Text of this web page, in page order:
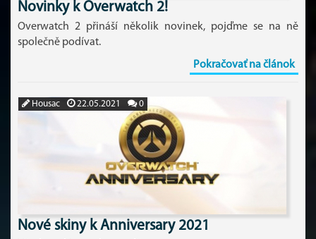
Novinky k Overwatch 2!
Overwatch 2 přináší několik novinek, pojďme se na ně
společně podívat.
Pokračovať na článok
Housac 22.05.2021 0
Nové skiny k Anniversary 2021